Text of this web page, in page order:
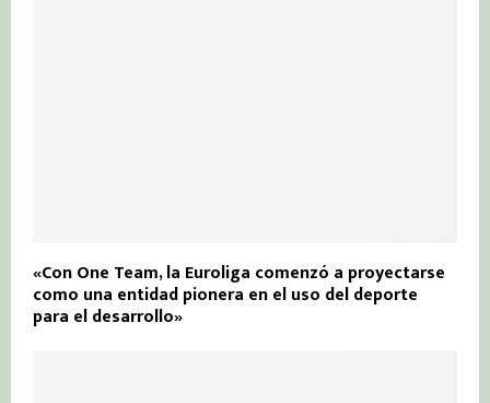
«Con One Team, la Euroliga comenzó a proyectarse
como una entidad pionera en el uso del deporte
para el desarrollo»